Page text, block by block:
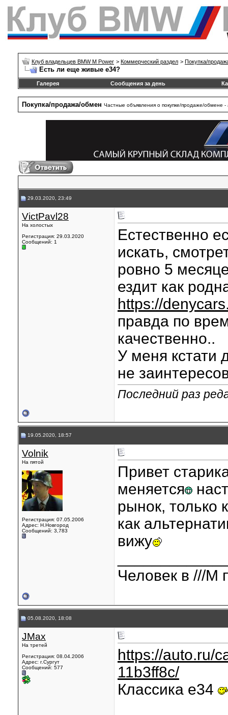
Клуб владельцев BMW M Power > Коммерческий раздел > Покупка/
Есть ли еще живые е34?
Галерея Сообщения за день
Покупка/продажа/обмен Частные объявления о покупке/продаже/обмене
29.03.2020, 23:49
VictPavl28
На холостых
Регистрация: 29.03.2020
Сообщений: 1
Естественно
искать,
ровно 5
ездит как
https://
правда по
качественно..
У меня кстати
не
Последний раз
19.05.2020, 18:57
Volnik
На пятой
Регистрация: 07.05.2006
Адрес: Н.Новгород
Сообщений: 3,783
Привет
меняется
рынок, только
как
вижу
Человек в ///М
05.08.2020, 18:08
JMax
На третей
Регистрация: 08.04.2006
Адрес: г.Сургут
Сообщений: 577
https://auto.ru/
11b3ff8c/
Классика е34